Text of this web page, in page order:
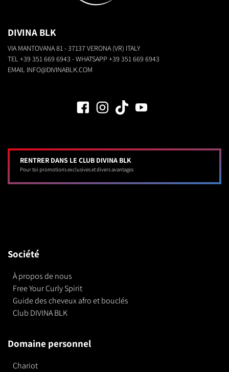
DIVINA BLK
VIA MANTOVANA 81 - 37137 VERONA (VR) ITALY
TEL +39 351 669 6943 - WHATSAPP +39 351 669 6943
EMAIL INFO@DIVINABLK.COM
RENTRER DANS LE CLUB DIVINA BLK
Pour toi promotions exclusives et divers avantages
Société
À propos de nous
Free Your Curly Spirit
Guide des cheveux afro et bouclés
Club DIVINA BLK
Domaine personnel
Chariot